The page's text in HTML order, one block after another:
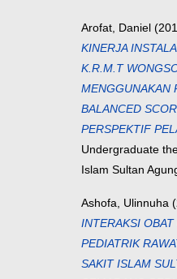
Arofat, Daniel
KINERJA
K.R.M.T
MENGGUNAKAN
BALANCED
PERSPEKTIF
Undergraduate
Islam Sultan
Ashofa, Ulinnuha
INTERAKSI OBAT
PEDIATRIK
SAKIT ISLAM